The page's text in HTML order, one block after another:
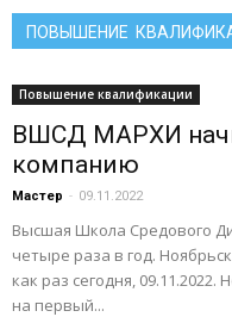
ПОВЫШЕНИЕ
Повышение квалификации
ВШСД МАРХИ
компанию
Мастер - 09.11.2022
Высшая Школа Средового
четыре раза в год.
как раз сегодня, 09.11.2022.
на первый...